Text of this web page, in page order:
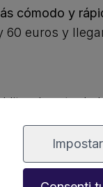
cómodo y
60 euros y
litoral norte de
y unos 28 km.